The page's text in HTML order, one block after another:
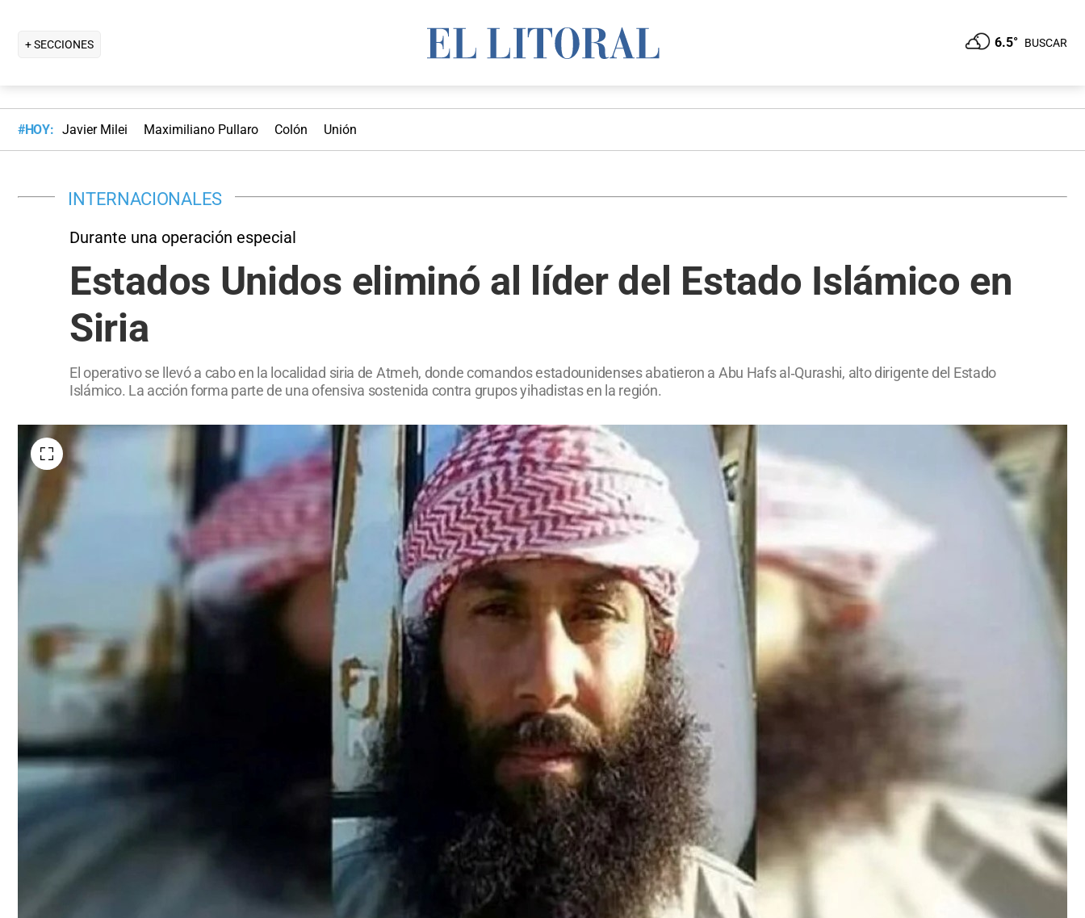
+ SECCIONES 6.5° BUSCAR
#HOY: Javier Milei Maximiliano Pullaro Colón Unión
INTERNACIONALES
Durante una operación especial
Estados Unidos eliminó al líder del Estado Islámico en
Siria
El operativo se llevó a cabo en la localidad siria de Atmeh, donde comandos estadounidenses abatieron a Abu Hafs al‑Qurashi, alto dirigente del Estado
Islámico. La acción forma parte de una ofensiva sostenida contra grupos yihadistas en la región.